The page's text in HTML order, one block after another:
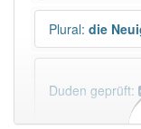
Plural: die
Duden geprüft: